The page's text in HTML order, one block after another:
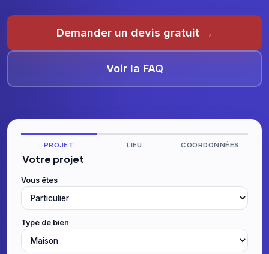
Demander un devis gratuit →
Voir la FAQ
PROJET LIEU COORDONNÉES
Votre projet
Vous êtes
Type de bien